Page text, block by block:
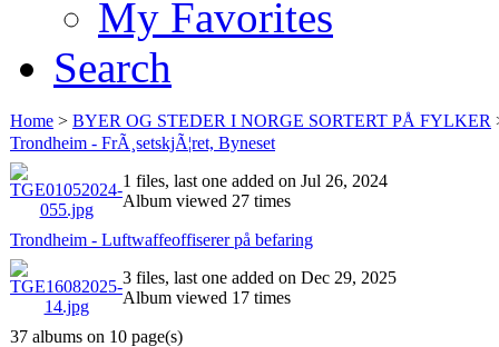
My Favorites
Search
Home > BYER OG STEDER I NORGE SORTERT PÅ FYLKER
Trondheim - FrÃ¸setskjÃ¦ret, Byneset
1 files, last one added on Jul 26, 2024
Album viewed 27 times
Trondheim - Luftwaffeoffiserer på befaring
3 files, last one added on Dec 29, 2025
Album viewed 17 times
37 albums on 10 page(s)